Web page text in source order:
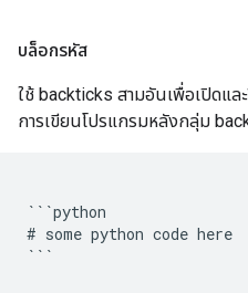
บล็อกรหัส
ใช้ backticks สามอันเพื่อเปิดแล
การเขียนโปรแกรมหลังกลุ่ม
```python
# some python code here